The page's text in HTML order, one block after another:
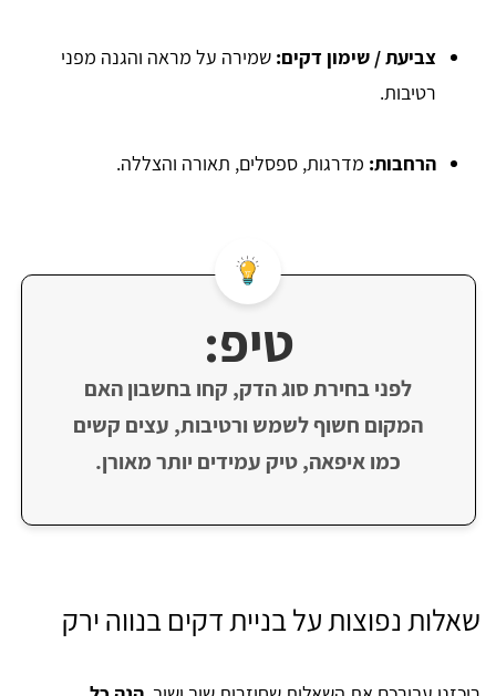
צביעת / שימון דקים: שמירה על מראה והגנה מפני
רטיבות.
הרחבות: מדרגות, ספסלים, תאורה והצללה.
טיפ:
לפני בחירת סוג הדק, קחו בחשבון האם
המקום חשוף לשמש ורטיבות, עצים קשים
כמו איפאה, טיק עמידים יותר מאורן.
שאלות נפוצות על בניית דקים בנווה ירק